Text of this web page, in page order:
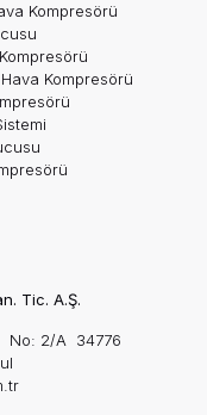
Kompresörü
Kompresörü
Tic. A.Ş.
No: 2/A 34776